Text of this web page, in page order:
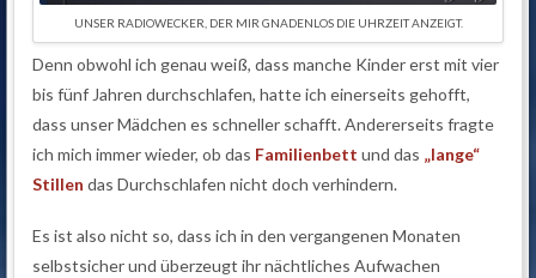
UNSER RADIOWECKER, DER MIR GNADENLOS DIE UHRZEIT ANZEIGT.
Denn obwohl ich genau weiß, dass manche Kinder erst mit vier
bis fünf Jahren durchschlafen, hatte ich einerseits gehofft,
dass unser Mädchen es schneller schafft. Andererseits fragte
ich mich immer wieder, ob das Familienbett und das „lange“
Stillen das Durchschlafen nicht doch verhindern.
Es ist also nicht so, dass ich in den vergangenen Monaten
selbstsicher und überzeugt ihr nächtliches Aufwachen